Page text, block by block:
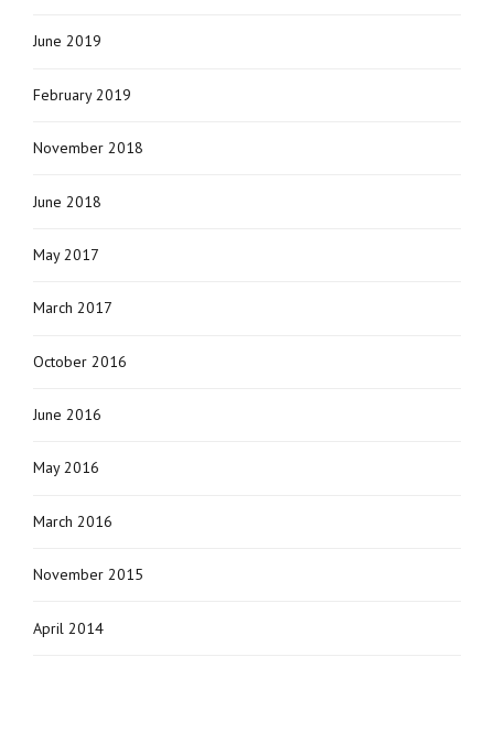
June 2019
February 2019
November 2018
June 2018
May 2017
March 2017
October 2016
June 2016
May 2016
March 2016
November 2015
April 2014